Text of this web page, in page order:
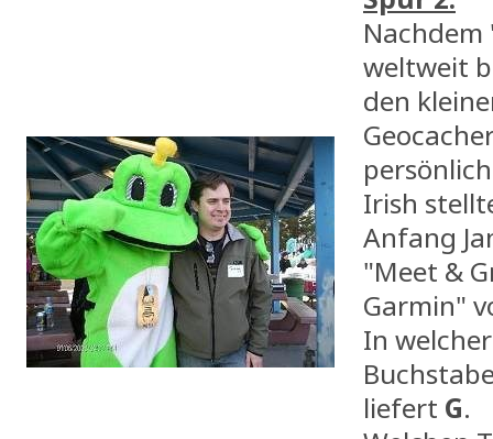
weltweit
den
Irish
Anfang
"Meet &
Garmin"
In
liefert G.